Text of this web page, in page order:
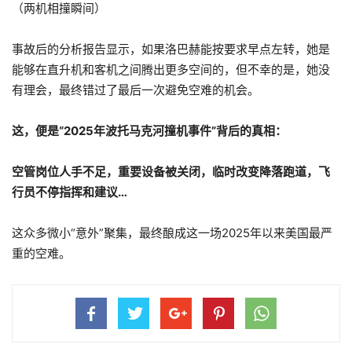
（两机相撞瞬间）
事故后的分析报告显示，如果洛巴赫能按要求早点左转，她是
能够在直升机和客机之间腾出更多空间的，但不幸的是，她没
有理会，最终错过了最后一次避免空难的机会。
这，便是“2025年波托马克河撞机事件”背后的真相：
空管岗位人手不足，重要设备被关闭，临时改变降落跑道，飞
行员不停指挥和建议…
这众多微小“意外”聚集，最终酿成这一场2025年以来美国最严
重的空难。